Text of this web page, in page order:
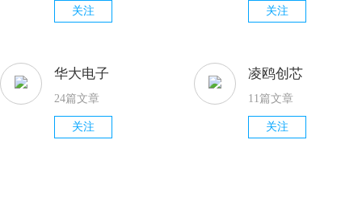
关注 关注
华大电子
24篇文章
关注
凌鸥创芯
11篇文章
关注